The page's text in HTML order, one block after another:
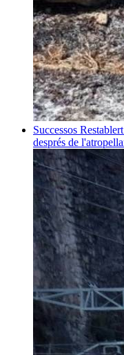
Successos
després de